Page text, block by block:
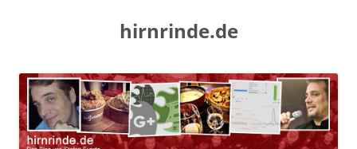
hirnrinde.de